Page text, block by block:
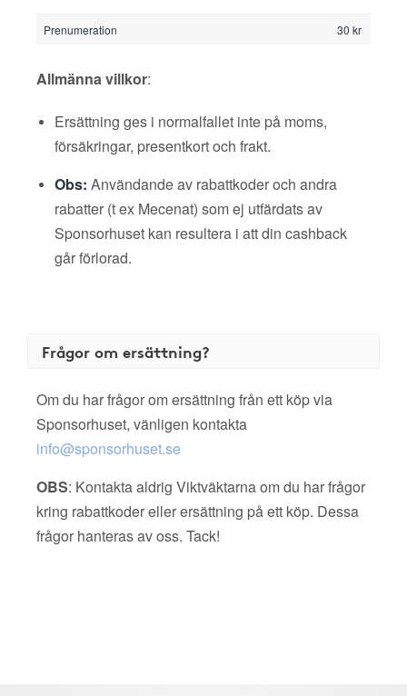
Prenumeration 30 kr
Allmänna villkor:
Ersättning ges i normalfallet inte på moms,
försäkringar, presentkort och frakt.
Obs: Användande av rabattkoder och andra
rabatter (t ex Mecenat) som ej utfärdats av
Sponsorhuset kan resultera i att din cashback
går förlorad.
Frågor om ersättning?
Om du har frågor om ersättning från ett köp via
Sponsorhuset, vänligen kontakta
info@sponsorhuset.se
OBS: Kontakta aldrig Viktväktarna om du har frågor
kring rabattkoder eller ersättning på ett köp. Dessa
frågor hanteras av oss. Tack!